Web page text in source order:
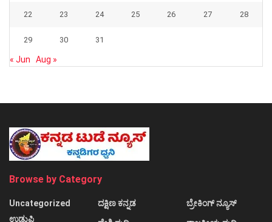
22 23 24 25 26 27 28
29 30 31
« Jun Aug »
Browse by Category
Uncategorized
ಉಡುಪಿ
ದಕ್ಷಿಣ ಕನ್ನಡ ಬ್ರೇಕಿಂಗ್ ನ್ಯೂಸ್